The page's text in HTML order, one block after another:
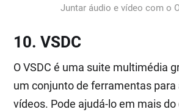
Juntar áudio e vídeo com o
10. VSDC
O VSDC é uma suite multimédia
um conjunto de ferramentas para
vídeos. Pode ajudá-lo em mais